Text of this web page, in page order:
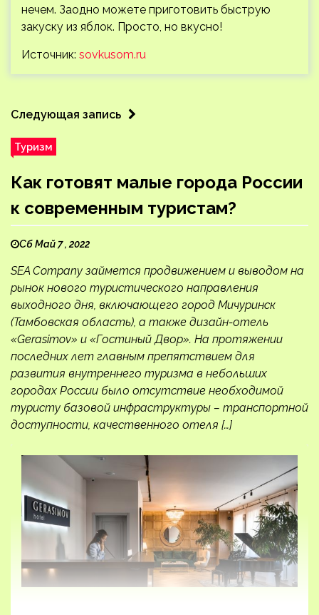
нечем. Заодно можете приготовить быструю
закуску из яблок. Просто, но вкусно!
Источник: sovkusom.ru
Следующая запись
Туризм
Как готовят малые города России
к современным туристам?
Сб Май 7 , 2022
SEA Company займется продвижением и выводом на
рынок нового туристического направления
выходного дня, включающего город Мичуринск
(Тамбовская область), а также дизайн-отель
«Gerasimov» и «Гостиный Двор». На протяжении
последних лет главным препятствием для
развития внутреннего туризма в небольших
городах России было отсутствие необходимой
туристу базовой инфраструктуры – транспортной
доступности, качественного отеля […]